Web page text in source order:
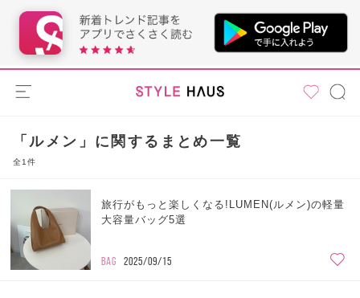
「ルメン」に関するまとめ一覧
全1件
旅行がもっと楽しくなる!LUMEN(ルメン)の軽量
大容量バッグ5選
BAG 2025/09/15